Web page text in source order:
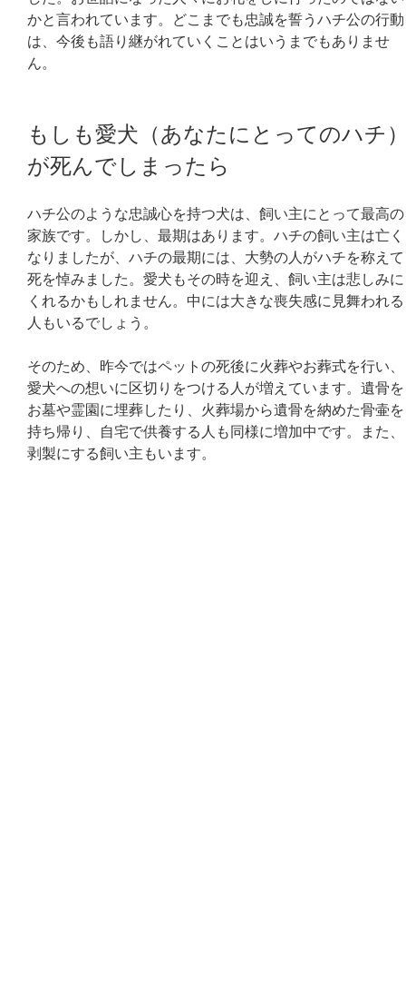
かと言われています。どこまでも忠誠を誓うハチ公の行動
は、今後も語り継がれていくことはいうまでもありませ
ん。
もしも愛犬（あなたにとってのハチ
が死んでしまったら
ハチ公のような忠誠心を持つ犬は、飼い主にとって最高の
家族です。しかし、最期はあります。ハチの飼い主は亡く
なりましたが、ハチの最期には、大勢の人がハチを称えて
死を悼みました。愛犬もその時を迎え、飼い主は悲しみに
くれるかもしれません。中には大きな喪失感に見舞われる
人もいるでしょう。
そのため、昨今ではペットの死後に火葬やお葬式を行い、
愛犬への想いに区切りをつける人が増えています。遺骨を
お墓や霊園に埋葬したり、火葬場から遺骨を納めた骨壷を
持ち帰り、自宅で供養する人も同様に増加中です。また、
剥製にする飼い主もいます。